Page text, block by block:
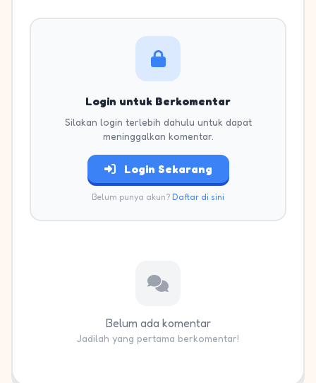
Login untuk Berkomentar
Silakan login terlebih dahulu untuk dapat
meninggalkan komentar.
Login Sekarang
Belum punya akun? Daftar di sini
Belum ada komentar
Jadilah yang pertama berkomentar!